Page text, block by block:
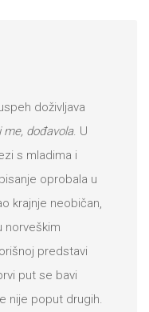
doživljava
me, dođavola. U
s mladima i
oprobala u
krajnje neobičan,
norveškim
predstavi
put se bavi
nije poput drugih.